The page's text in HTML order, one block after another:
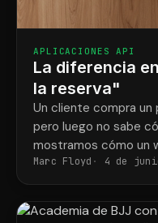
APLICACIONES API
La diferencia
la reserva"
Un cliente compra un
pero luego no sabe
mostramos cómo un
Mindbody y
definitivamente.
Marc Floyd 4 de